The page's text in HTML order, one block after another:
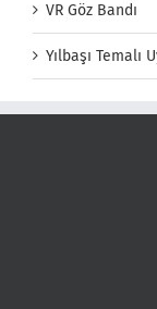
VR Göz Bandı
Yılbaşı Temalı